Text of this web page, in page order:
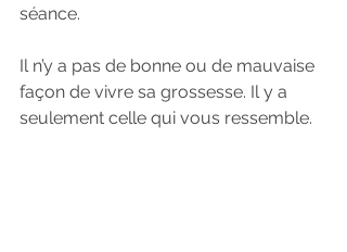
séance.
Il n’y a pas de bonne ou de mauvaise
façon de vivre sa grossesse. Il y a
seulement celle qui vous ressemble.